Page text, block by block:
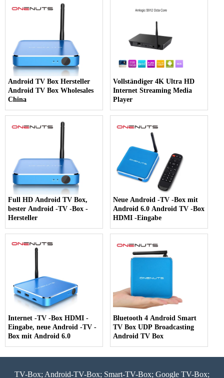
Android TV Box Hersteller
Android TV Box Wholesales
China
Vollständiger 4K Ultra HD
Internet Streaming Media
Player
Full HD Android TV Box,
bester Android -TV -Box -
Hersteller
Neue Android -TV -Box mit
Android 6.0 Android TV -Box
HDMI -Eingabe
Internet -TV -Box HDMI -
Eingabe, neue Android -TV -
Box mit Android 6.0
Bluetooth 4 Android Smart
TV Box UDP Broadcasting
Android TV Box
TV-Box; Android-TV-Box; Smart-TV-Box; Google TV-Box;